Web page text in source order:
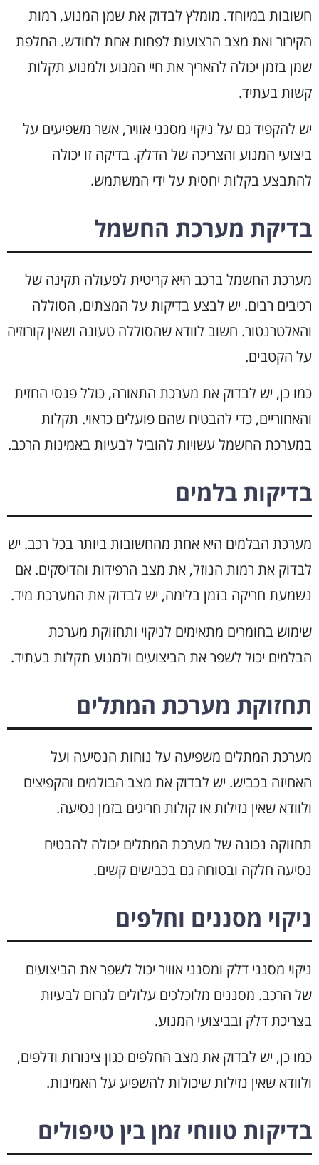
חשובות במיוחד. מומלץ לבדוק את שמן המנוע, רמות
הקירור ואת מצב הרצועות לפחות אחת לחודש. החלפת
שמן בזמן יכולה להאריך את חיי המנוע ולמנוע תקלות
קשות בעתיד.
יש להקפיד גם על ניקוי מסנני אוויר, אשר משפיעים על
ביצועי המנוע והצריכה של הדלק. בדיקה זו יכולה
להתבצע בקלות יחסית על ידי המשתמש.
בדיקת מערכת החשמל
מערכת החשמל ברכב היא קריטית לפעולה תקינה של
רכיבים רבים. יש לבצע בדיקות על המצתים, הסוללה
והאלטרנטור. חשוב לוודא שהסוללה טעונה ושאין קורוזיה
על הקטבים.
כמו כן, יש לבדוק את מערכת התאורה, כולל פנסי החזית
והאחוריים, כדי להבטיח שהם פועלים כראוי. תקלות
במערכת החשמל עשויות להוביל לבעיות באמינות הרכב.
בדיקות בלמים
מערכת הבלמים היא אחת מהחשובות ביותר בכל רכב. יש
לבדוק את רמות הנוזל, את מצב הרפידות והדיסקים. אם
נשמעת חריקה בזמן בלימה, יש לבדוק את המערכת מיד.
שימוש בחומרים מתאימים לניקוי ותחזוקת מערכת
הבלמים יכול לשפר את הביצועים ולמנוע תקלות בעתיד.
תחזוקת מערכת המתלים
מערכת המתלים משפיעה על נוחות הנסיעה ועל
האחיזה בכביש. יש לבדוק את מצב הבולמים והקפיצים
ולוודא שאין נזילות או קולות חריגים בזמן נסיעה.
תחזוקה נכונה של מערכת המתלים יכולה להבטיח
נסיעה חלקה ובטוחה גם בכבישים קשים.
ניקוי מסננים וחלפים
ניקוי מסנני דלק ומסנני אוויר יכול לשפר את הביצועים
של הרכב. מסננים מלוכלכים עלולים לגרום לבעיות
בצריכת דלק ובביצועי המנוע.
כמו כן, יש לבדוק את מצב החלפים כגון צינורות ודלפים,
ולוודא שאין נזילות שיכולות להשפיע על האמינות.
בדיקות טווחי זמן בין טיפולים